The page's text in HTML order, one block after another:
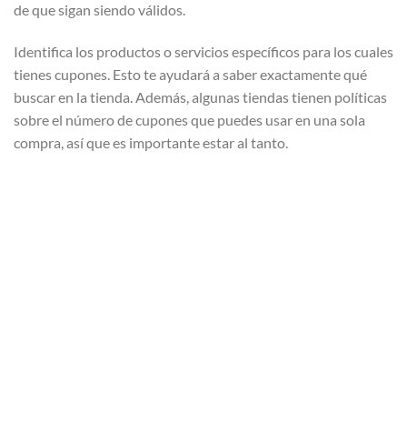
de que sigan siendo válidos.
Identifica los productos o servicios específicos para los cuales
tienes cupones. Esto te ayudará a saber exactamente qué
buscar en la tienda. Además, algunas tiendas tienen políticas
sobre el número de cupones que puedes usar en una sola
compra, así que es importante estar al tanto.